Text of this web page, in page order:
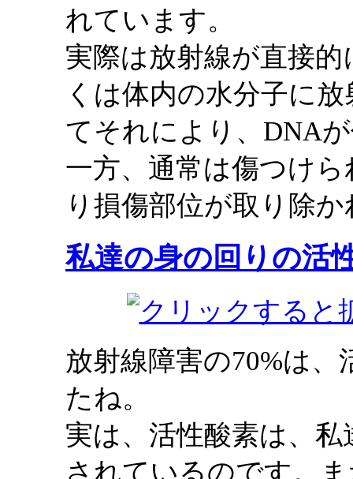
れています。
実際は放射線が直接
くは体内の水分子に
てそれにより、DNA
一方、通常は傷つけ
り損傷部位が取り除
私達の身の回りの活
放射線障害の70%は
たね。
実は、活性酸素は、
されているのです。